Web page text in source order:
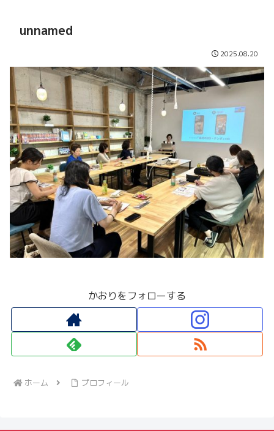
unnamed
2025.08.20
かおりをフォローする
ホーム プロフィール